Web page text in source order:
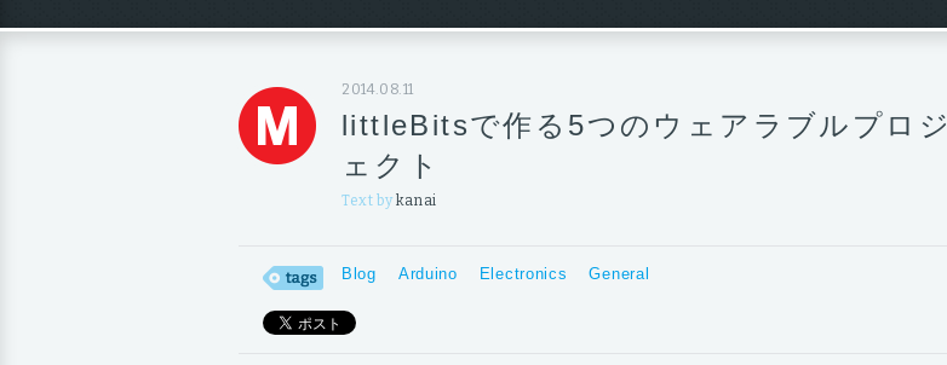
ス
2014.08.11
littleBitsで作る5つのウェアラブルプロジ
ェクト
Text by kanai
Blog Arduino Electronics General